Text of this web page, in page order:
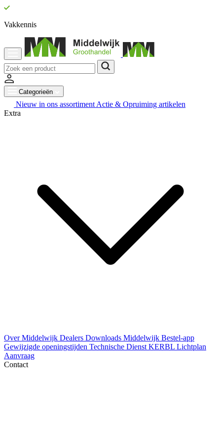
Vakkennis
Categorieën
Nieuw in ons assortiment Actie & Opruiming artikelen
Extra
Over Middelwijk Dealers Downloads Middelwijk Bestel-app
Gewijzigde openingstijden Technische Dienst KERBL Lichtplan
Aanvraag
Contact